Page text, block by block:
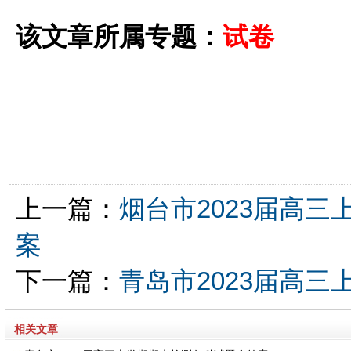
该文章所属专题： 试卷
上一篇： 烟台市2023届高三
案
下一篇： 青岛市2023届高三
相关文章